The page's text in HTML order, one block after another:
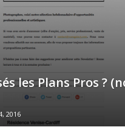
les Plans Pros ?
2016